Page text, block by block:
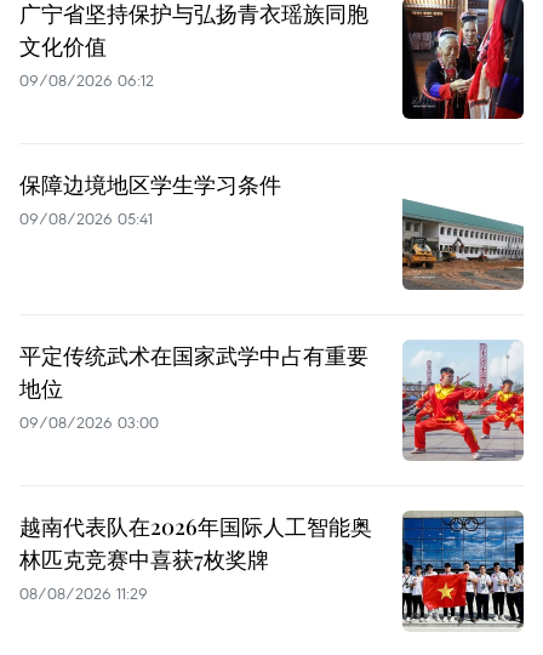
广宁省坚持保护与弘扬青衣瑶族同胞
文化价值
09/08/2026 06:12
保障边境地区学生学习条件
09/08/2026 05:41
平定传统武术在国家武学中占有重要
地位
09/08/2026 03:00
越南代表队在2026年国际人工智能奥
林匹克竞赛中喜获7枚奖牌
08/08/2026 11:29